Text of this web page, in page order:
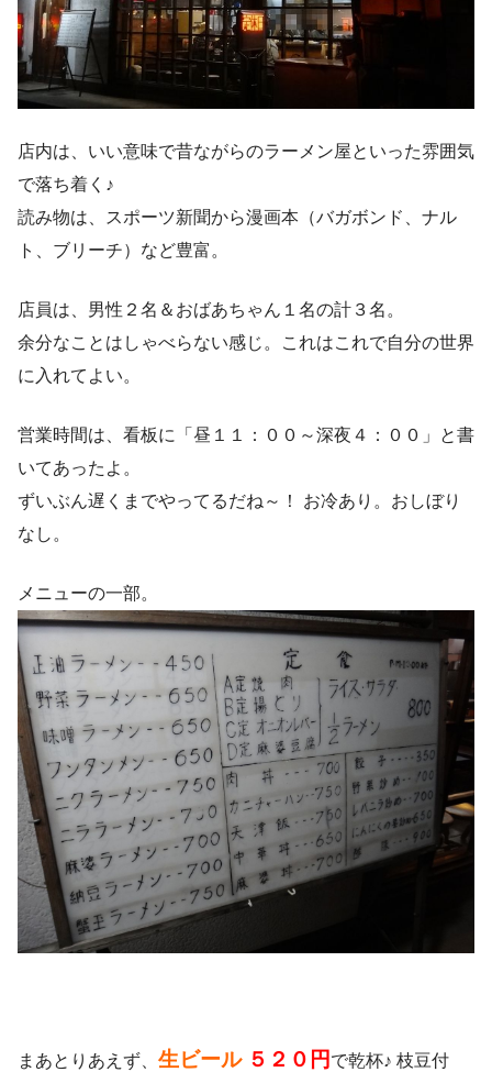
店内は、いい意味で昔ながらのラーメン屋といった雰囲気
で落ち着く♪
読み物は、スポーツ新聞から漫画本（バガボンド、ナル
ト、ブリーチ）など豊富。
店員は、男性２名＆おばあちゃん１名の計３名。
余分なことはしゃべらない感じ。これはこれで自分の世界
に入れてよい。
営業時間は、看板に「昼１１：００～深夜４：００」と書
いてあったよ。
ずいぶん遅くまでやってるだね～！ お冷あり。おしぼり
なし。
メニューの一部。
まあとりあえず、 生ビール ５２０円 で乾杯♪ 枝豆付